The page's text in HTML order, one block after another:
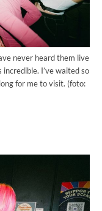
never heard them live
I’ve waited so
for me to visit. (foto: